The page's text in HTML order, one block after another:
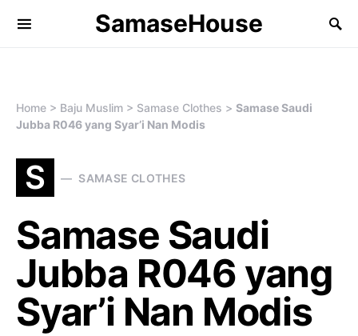
SamaseHouse
Search for:
Home > Baju Muslim > Samase Clothes > Samase Saudi
Jubba R046 yang Syar’i Nan Modis
S SAMASE CLOTHES
Samase Saudi
Jubba R046 yang
Syar’i Nan Modis